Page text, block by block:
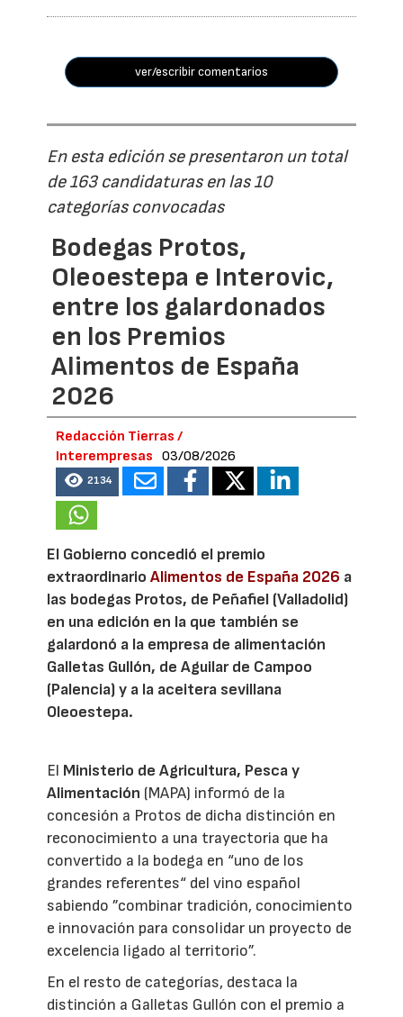
ver/escribir comentarios
En esta edición se presentaron un total
de 163 candidaturas en las 10
categorías convocadas
Bodegas Protos,
Oleoestepa e Interovic,
entre los galardonados
en los Premios
Alimentos de España
2026
Redacción Tierras /
Interempresas
03/08/2026
2134
El Gobierno concedió el premio
extraordinarioAlimentos de España 2026 a
las bodegas Protos, de Peñafiel (Valladolid)
en una edición en la que también se
galardonó a la empresa de alimentación
Galletas Gullón, de Aguilar de Campoo
(Palencia) y a la aceitera sevillana
Oleoestepa.
El Ministerio de Agricultura, Pesca y
Alimentación (MAPA) informó de la
concesión a Protos de dicha distinción en
reconocimiento a una trayectoria que ha
convertido a la bodega en “uno de los
grandes referentes“ del vino español
sabiendo ”combinar tradición, conocimiento
e innovación para consolidar un proyecto de
excelencia ligado al territorio”.
En el resto de categorías, destaca la
distinción a Galletas Gullón con el premio a